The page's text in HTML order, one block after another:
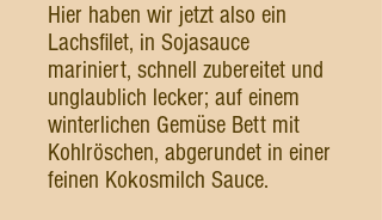
Hier haben wir jetzt also ein
Lachsfilet, in Sojasauce
mariniert, schnell zubereitet und
unglaublich lecker; auf einem
winterlichen Gemüse Bett mit
Kohlröschen, abgerundet in einer
feinen Kokosmilch Sauce.